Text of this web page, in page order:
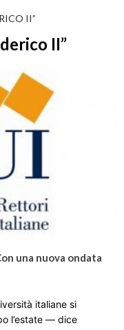
II”
II”
una nuova ondata
italiane si
l’estate — dice